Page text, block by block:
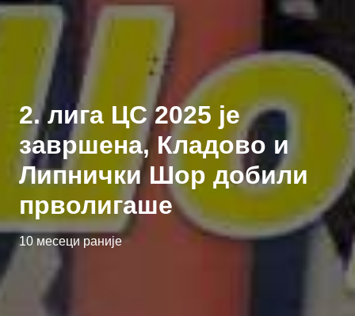
2. лига ЦС 2025 је
завршена, Кладово и
Липнички Шор добили
прволигаше
10 месеци раније